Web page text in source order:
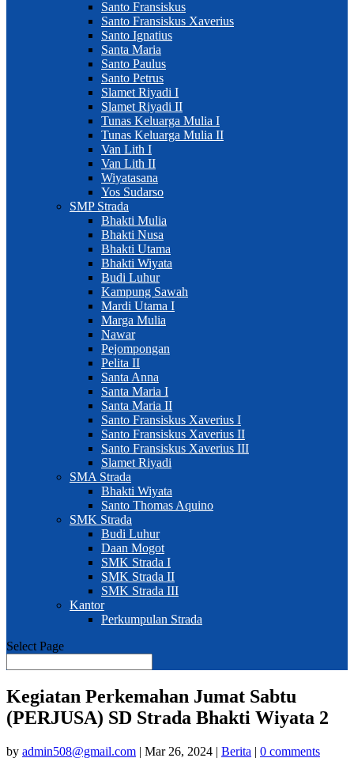
Santo Fransiskus
Santo Fransiskus Xaverius
Santo Ignatius
Santa Maria
Santo Paulus
Santo Petrus
Slamet Riyadi I
Slamet Riyadi II
Tunas Keluarga Mulia I
Tunas Keluarga Mulia II
Van Lith I
Van Lith II
Wiyatasana
Yos Sudarso
SMP Strada
Bhakti Mulia
Bhakti Nusa
Bhakti Utama
Bhakti Wiyata
Budi Luhur
Kampung Sawah
Mardi Utama I
Marga Mulia
Nawar
Pejompongan
Pelita II
Santa Anna
Santa Maria I
Santa Maria II
Santo Fransiskus Xaverius I
Santo Fransiskus Xaverius II
Santo Fransiskus Xaverius III
Slamet Riyadi
SMA Strada
Bhakti Wiyata
Santo Thomas Aquino
SMK Strada
Budi Luhur
Daan Mogot
SMK Strada I
SMK Strada II
SMK Strada III
Kantor
Perkumpulan Strada
Select Page
Kegiatan Perkemahan Jumat Sabtu
(PERJUSA) SD Strada Bhakti Wiyata 2
by admin508@gmail.com | Mar 26, 2024 | Berita | 0 comments